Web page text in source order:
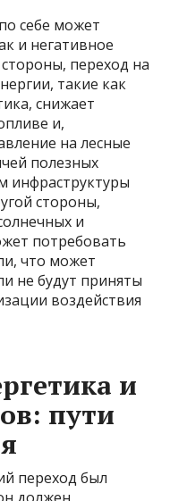
себе может
и негативное
переход на
такие как
снижает
и,
на лесные
полезных
инфраструктуры
стороны,
и
потребовать
что может
не будут приняты
воздействия
и
пути
переход был